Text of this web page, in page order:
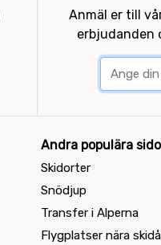
Anmäl er till
erbjudanden
Andra populära
Skidorter
Snödjup
Transfer i Alperna
Flygplatser nära